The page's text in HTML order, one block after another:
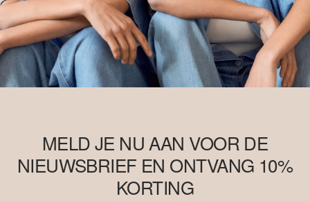
MELD JE NU AAN VOOR DE
NIEUWSBRIEF EN ONTVANG 10%
KORTING